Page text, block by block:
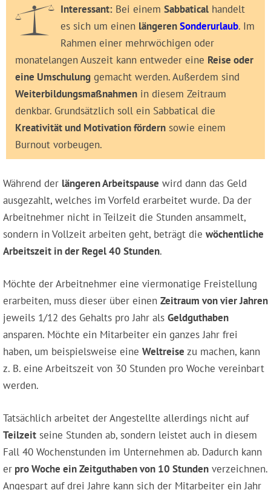
Interessant: Bei einem Sabbatical handelt
es sich um einen längerenSonderurlaub. Im
Rahmen einer mehrwöchigen oder
monatelangen Auszeit kann entweder eine Reise oder
eine Umschulung gemacht werden. Außerdem sind
Weiterbildungsmaßnahmen in diesem Zeitraum
denkbar. Grundsätzlich soll ein Sabbatical die
Kreativität und Motivation fördern sowie einem
Burnout vorbeugen.
Während der längeren Arbeitspause wird dann das Geld
ausgezahlt, welches im Vorfeld erarbeitet wurde. Da der
Arbeitnehmer nicht in Teilzeit die Stunden ansammelt,
sondern in Vollzeit arbeiten geht, beträgt die wöchentliche
Arbeitszeit in der Regel 40 Stunden.
Möchte der Arbeitnehmer eine viermonatige Freistellung
erarbeiten, muss dieser über einen Zeitraum von vier Jahren
jeweils 1/12 des Gehalts pro Jahr als Geldguthaben
ansparen. Möchte ein Mitarbeiter ein ganzes Jahr frei
haben, um beispielsweise eine Weltreise zu machen, kann
z. B. eine Arbeitszeit von 30 Stunden pro Woche vereinbart
werden.
Tatsächlich arbeitet der Angestellte allerdings nicht auf
Teilzeit seine Stunden ab, sondern leistet auch in diesem
Fall 40 Wochenstunden im Unternehmen ab. Dadurch kann
er pro Woche ein Zeitguthaben von 10 Stunden verzeichnen.
Angespart auf drei Jahre kann sich der Mitarbeiter ein Jahr